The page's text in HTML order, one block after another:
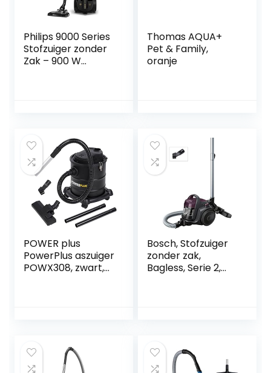
Philips 9000 Series
Stofzuiger zonder
Zak – 900 W
Thomas AQUA+
Pet & Family,
oranje
POWER plus
PowerPlus aszuiger
POWX308, zwart,
Bosch, Stofzuiger
zonder zak,
Bagless, Serie 2,